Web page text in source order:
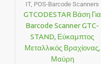
IT, POS-Barcode Scanners
GTCODESTAR Βάση Για
Barcode Scanner GTC-
STAND, Εύκαμπτος
Μεταλλικός Βραχίονας,
Μαύρη